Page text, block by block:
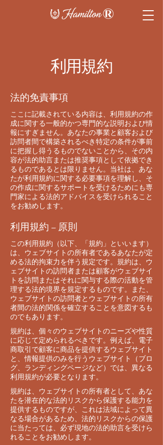
利用規約
法的免責事項
ここに記載されている内容は、利用規約の作
成に関する一般的かつ専門的な説明および情
報にすぎません。あなたの事業と顧客および
訪問者間で構築されるべき特定の条件が事前
に把握し得うるものでないことから、その内
容が法的助言または推奨事項として依拠でき
るものであるとは限りません。当社は、あな
たが利用規約に関する必要事項を理解し、そ
の作成に関するサポートを受けるためにも専
門家による法的アドバイスを受けられること
をお勧めします。
利用規約 – 原則
この利用規約（以下、「規約」といいます）
は、ウェブサイトの所有者であるあなたが定
める法的拘束力を伴う規定です。規約は、ウ
ェブサイトの訪問者または顧客がウェブサイ
トを訪問またはそれに関与する際の活動を管
理する法的境界を規定するものです。また、
ウェブサイトの訪問者とウェブサイトの所有
者間の法的関係を確立することを意図するも
のでもあります。
規約は、個々のウェブサイトのニーズや性質
に応じて定められるべきです。例えば、電子
商取引で顧客に商品を提供するウェブサイト
と、情報提供のみを行うウェブサイト（ブロ
グ、ランディングページなど）では、異なる
利用規約が必要となります。
規約は、ウェブサイトの所有者として、あな
たを潜在的な法的リスクから保護する能力を
提供するものですが、これは法域によって異
なる場合があるため、法的リスクからの保護
に当たっては、必ず現地の法的助言を受けら
れることをお勧めします。